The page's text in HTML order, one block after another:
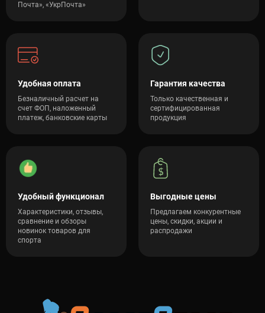
Почта», «УкрПочта»
Удобная оплата
Безналичный расчет на
счет ФОП, наложенный
платеж, банковские карты
Гарантия качества
Только качественная и
сертифицированная
продукция
Удобный функционал
Характеристики, отзывы,
сравнение и обзоры
новинок товаров для
спорта
Выгодные цены
Предлагаем конкурентные
цены, скидки, акции и
распродажи